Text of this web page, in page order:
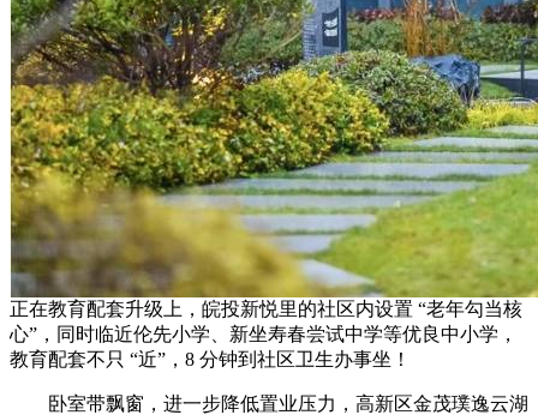
正在教育配套升级上，皖投新悦里的社区内设置 “老年勾当核
心”，同时临近伦先小学、新坐寿春尝试中学等优良中小学，
教育配套不只 “近”，8 分钟到社区卫生办事坐！
卧室带飘窗，进一步降低置业压力，高新区金茂璞逸云湖